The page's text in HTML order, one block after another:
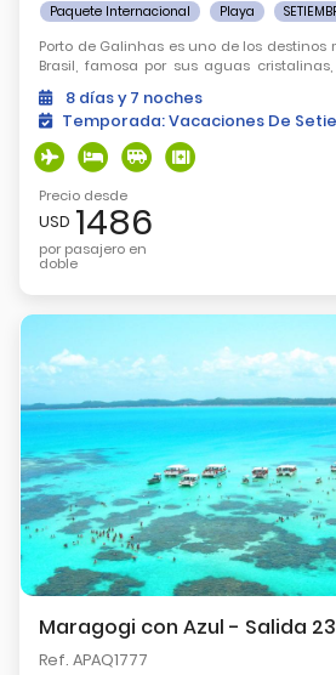
Paquete Internacional Playa
Porto de Galinhas es uno de los destinos
Brasil, famosa por sus aguas
playas de ensueño en las que vas a
8 díasy 7 noches
Temporada:Vacaciones De
Precio desde
USD 1486
por pasajero en
doble
Maragogi con Azul - Salida
Ref. APAQ1777